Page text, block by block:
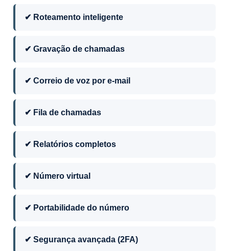
✔ Roteamento inteligente
✔ Gravação de chamadas
✔ Correio de voz por e-mail
✔ Fila de chamadas
✔ Relatórios completos
✔ Número virtual
✔ Portabilidade do número
✔ Segurança avançada (2FA)